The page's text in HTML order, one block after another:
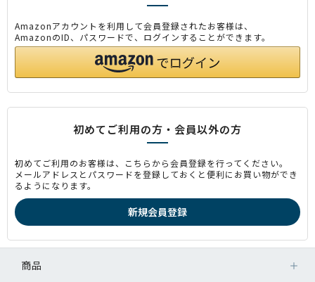
Amazonアカウントを利用して会員登録されたお客様は、
AmazonのID、パスワードで、ログインすることができます。
初めてご利用の方・会員以外の方
初めてご利用のお客様は、こちらから会員登録を行ってください。
メールアドレスとパスワードを登録しておくと便利にお買い物ができ
るようになります。
商品